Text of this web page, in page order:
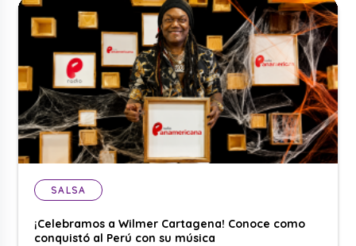
SALSA
¡Celebramos a Wilmer Cartagena! Conoce como
conquistó al Perú con su música